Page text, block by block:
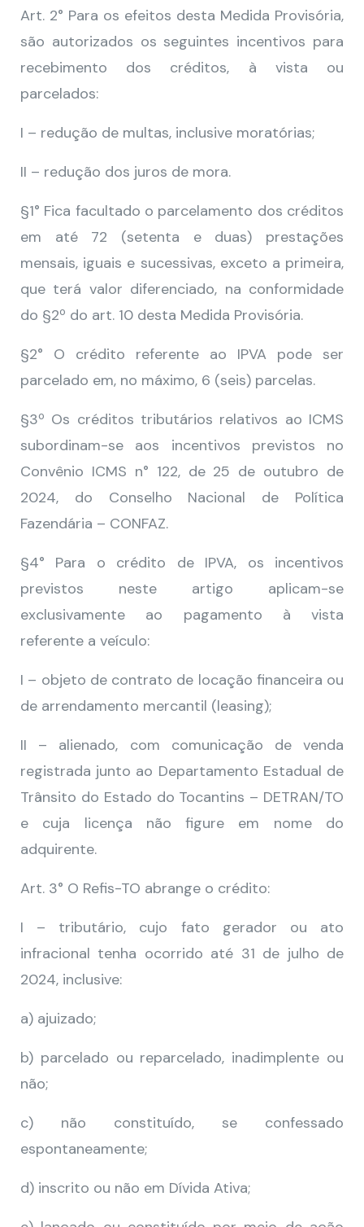
Art. 2° Para os efeitos desta Medida Provisória,
são autorizados os seguintes incentivos para
recebimento dos créditos, à vista ou
parcelados:
I – redução de multas, inclusive moratórias;
II – redução dos juros de mora.
§1° Fica facultado o parcelamento dos créditos
em até 72 (setenta e duas) prestações
mensais, iguais e sucessivas, exceto a primeira,
que terá valor diferenciado, na conformidade
do §2º do art. 10 desta Medida Provisória.
§2° O crédito referente ao IPVA pode ser
parcelado em, no máximo, 6 (seis) parcelas.
§3º Os créditos tributários relativos ao ICMS
subordinam-se aos incentivos previstos no
Convênio ICMS n° 122, de 25 de outubro de
2024, do Conselho Nacional de Política
Fazendária – CONFAZ.
§4° Para o crédito de IPVA, os incentivos
previstos neste artigo aplicam-se
exclusivamente ao pagamento à vista
referente a veículo:
I – objeto de contrato de locação financeira ou
de arrendamento mercantil (leasing);
II – alienado, com comunicação de venda
registrada junto ao Departamento Estadual de
Trânsito do Estado do Tocantins – DETRAN/TO
e cuja licença não figure em nome do
adquirente.
Art. 3° O Refis-TO abrange o crédito:
I – tributário, cujo fato gerador ou ato
infracional tenha ocorrido até 31 de julho de
2024, inclusive:
a) ajuizado;
b) parcelado ou reparcelado, inadimplente ou
não;
c) não constituído, se confessado
espontaneamente;
d) inscrito ou não em Dívida Ativa;